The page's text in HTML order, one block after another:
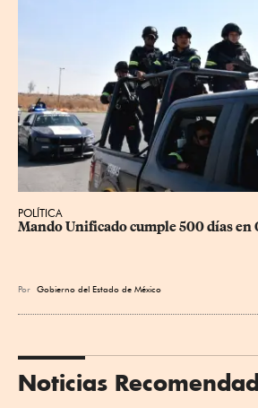
POLÍTICA
Mando Unificado cumple 500 días en
Por Gobierno del Estado de México
Noticias